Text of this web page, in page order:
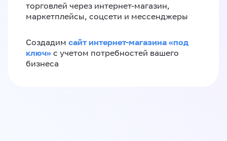
торговлей через интернет-магазин,
маркетплейсы, соцсети и мессенджеры
Создадим сайт интернет-магазина «под
ключ» с учетом потребностей вашего
бизнеса